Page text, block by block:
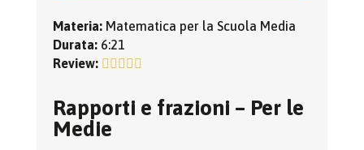
Materia:Matematica per la Scuola Media
Durata:6:21
Review:
Rapporti e frazioni – Per le
Medie